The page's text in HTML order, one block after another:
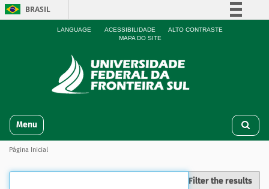
BRASIL
Simplifique!
Participe
Acesso à informação
LANGUAGE ACESSIBILIDADE
ALTO CONTRASTE
MAPA DO SITE
v
Toggle navigation
Página Inicial
Filter the results